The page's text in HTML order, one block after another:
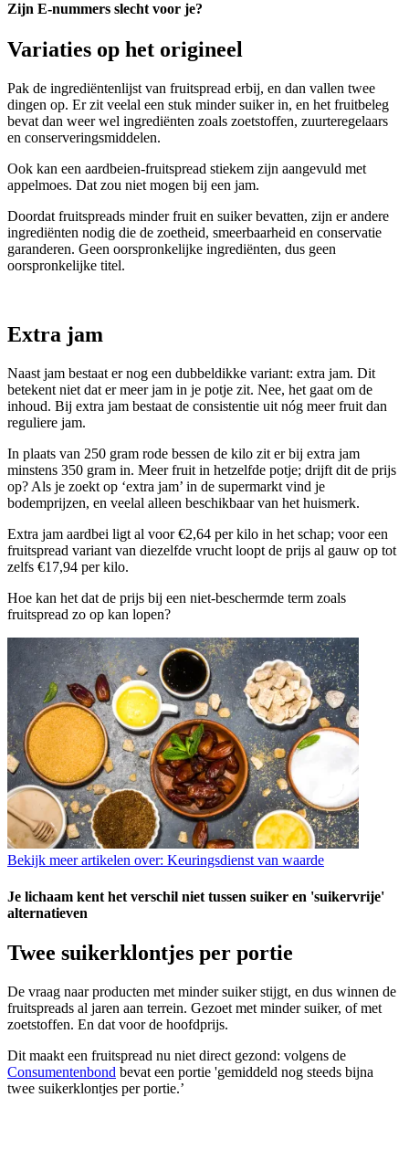
Zijn E-nummers slecht voor je?
Variaties op het origineel
Pak de ingrediëntenlijst van fruitspread erbij, en dan vallen twee
dingen op. Er zit veelal een stuk minder suiker in, en het fruitbeleg
bevat dan weer wel ingrediënten zoals zoetstoffen, zuurteregelaars
en conserveringsmiddelen.
Ook kan een aardbeien-fruitspread stiekem zijn aangevuld met
appelmoes. Dat zou niet mogen bij een jam.
Doordat fruitspreads minder fruit en suiker bevatten, zijn er andere
ingrediënten nodig die de zoetheid, smeerbaarheid en conservatie
garanderen. Geen oorspronkelijke ingrediënten, dus geen
oorspronkelijke titel.
Extra jam
Naast jam bestaat er nog een dubbeldikke variant: extra jam. Dit
betekent niet dat er meer jam in je potje zit. Nee, het gaat om de
inhoud. Bij extra jam bestaat de consistentie uit nóg meer fruit dan
reguliere jam.
In plaats van 250 gram rode bessen de kilo zit er bij extra jam
minstens 350 gram in. Meer fruit in hetzelfde potje; drijft dit de prijs
op? Als je zoekt op ‘extra jam’ in de supermarkt vind je
bodemprijzen, en veelal alleen beschikbaar van het huismerk.
Extra jam aardbei ligt al voor €2,64 per kilo in het schap; voor een
fruitspread variant van diezelfde vrucht loopt de prijs al gauw op tot
zelfs €17,94 per kilo.
Hoe kan het dat de prijs bij een niet-beschermde term zoals
fruitspread zo op kan lopen?
Bekijk meer artikelen over: Keuringsdienst van waarde
Je lichaam kent het verschil niet tussen suiker en 'suikervrije'
alternatieven
Twee suikerklontjes per portie
De vraag naar producten met minder suiker stijgt, en dus winnen de
fruitspreads al jaren aan terrein. Gezoet met minder suiker, of met
zoetstoffen. En dat voor de hoofdprijs.
Dit maakt een fruitspread nu niet direct gezond: volgens de
Consumentenbond bevat een portie 'gemiddeld nog steeds bijna
twee suikerklontjes per portie.’